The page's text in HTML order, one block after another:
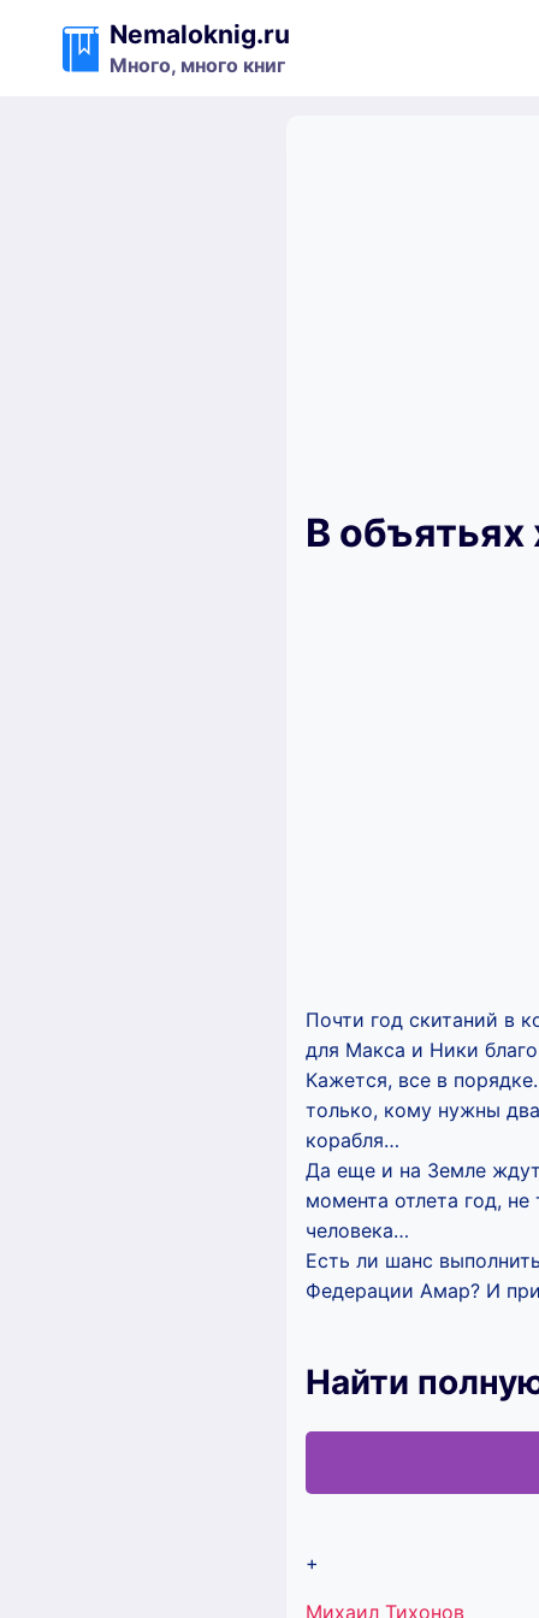
содержимому
Nemaloknig.ru
Много, много книг
В
Почти год скитаний в
для Макса и Ники
Кажется, все в
только, кому нужны
корабля…
Да еще и на Земле
момента отлета год, не
человека…
Есть ли шанс
Федерации Амар? И
Найти
+
Метки
Михаил Тихонов